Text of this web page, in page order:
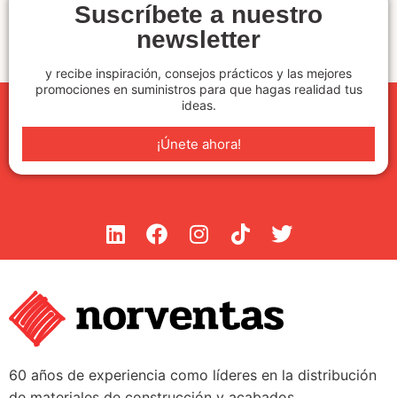
Suscríbete a nuestro
newsletter
y recibe inspiración, consejos prácticos y las mejores
promociones en suministros para que hagas realidad tus
ideas.
¡Únete ahora!
60 años de experiencia como líderes en la distribución